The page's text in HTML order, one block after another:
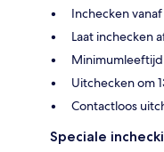
Inchecken
Laat inchecken
Minimumleeftijd
Uitchecken om
Contactloos
Speciale